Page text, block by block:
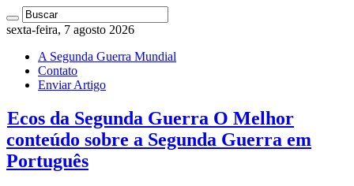
sexta-feira, 7 agosto 2026
A Segunda Guerra Mundial
Contato
Enviar Artigo
Ecos da Segunda Guerra O Melhor
conteúdo sobre a Segunda Guerra em
Português